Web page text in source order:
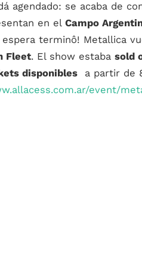
agendado: se acaba de
en el Campo
espera terminô! Metallica
Fleet. El show estaba sold
disponibles a partir de
event/